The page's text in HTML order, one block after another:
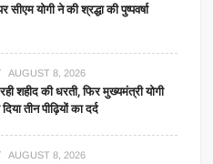
योगी ने की श्रद्धा की पुष्पवर्षा
AUGUST 8, 2026
शहीद की धरती, फिर मुख्यमंत्री योगी
तीन पीढ़ियों का दर्द
AUGUST 8, 2026